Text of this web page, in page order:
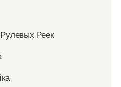
Реек